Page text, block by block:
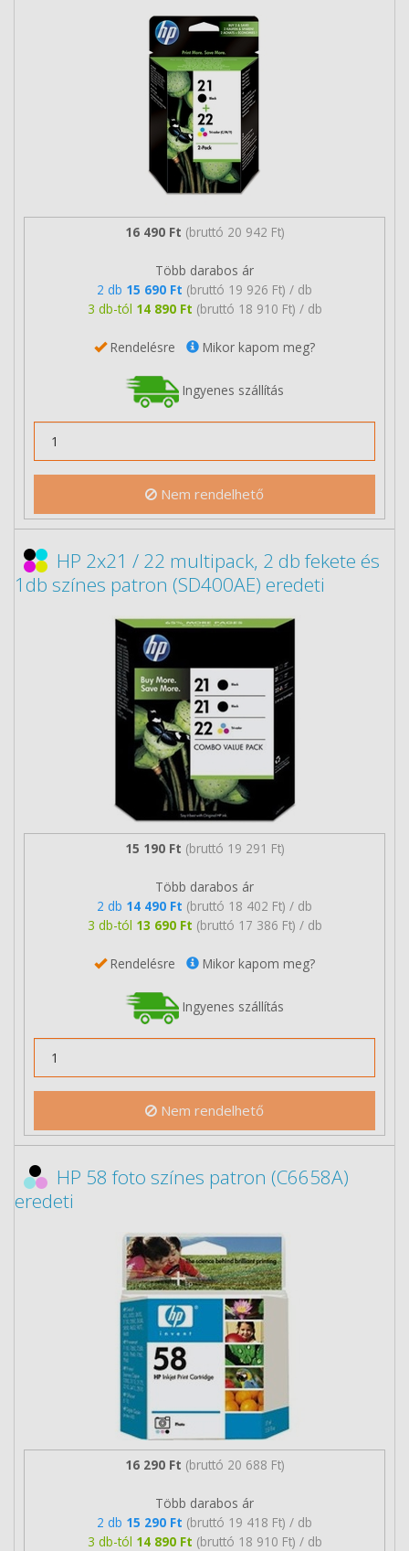
16 490 Ft (bruttó 20 942 Ft)
Több darabos ár
2 db 15 690 Ft (bruttó 19 926 Ft) / db
3 db-tól 14 890 Ft (bruttó 18 910 Ft) / db
Rendelésre Mikor kapom meg?
Ingyenes szállítás
Nem rendelhető
HP 2x21 / 22 multipack, 2 db fekete és
1db színes patron (SD400AE) eredeti
15 190 Ft (bruttó 19 291 Ft)
Több darabos ár
2 db 14 490 Ft (bruttó 18 402 Ft) / db
3 db-tól 13 690 Ft (bruttó 17 386 Ft) / db
Rendelésre Mikor kapom meg?
Ingyenes szállítás
Nem rendelhető
HP 58 foto színes patron (C6658A)
eredeti
16 290 Ft (bruttó 20 688 Ft)
Több darabos ár
2 db 15 290 Ft (bruttó 19 418 Ft) / db
3 db-tól 14 890 Ft (bruttó 18 910 Ft) / db